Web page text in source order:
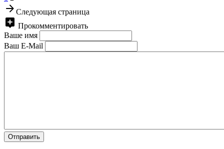
Следующая страница
Прокомментировать
Ваше имя
Ваш E-Mail
Отправить